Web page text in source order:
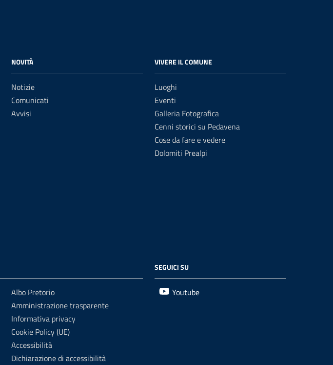
NOVITÀ
Notizie
Comunicati
Avvisi
VIVERE IL COMUNE
Luoghi
Eventi
Galleria Fotografica
Cenni storici su Pedavena
Cose da fare e vedere
Dolomiti Prealpi
Albo Pretorio
Amministrazione trasparente
Informativa privacy
Cookie Policy (UE)
Accessibilità
Dichiarazione di accessibilità
SEGUICI SU
Youtube